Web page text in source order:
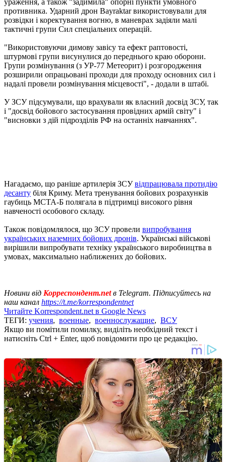
противника. Ударний дрон Bayraktar використовували для
розвідки і коректування вогню, в маневрах задіяли малі
тактичні групи Сил спеціальних операцій.
"Використовуючи димову завісу та ефект раптовості,
штурмові групи висунулися до переднього краю оборони.
Групи розмінування (з УР-77 Метеорит) і розгородження
розширили опрацьовані проходи для проходу основних сил і
надалі провели розмінування місцевості", - додали в штабі.
У ЗСУ підсумували, що врахували як власний досвід ЗСУ, так
і "досвід бойового застосування провідних армій світу" і
"висновки з дій підрозділів РФ на останніх навчаннях".
Нагадаємо, що раніше артилерія ЗСУвідпрацювала протидію
десанту біля Криму. Мета тренування бойових розрахунків
гаубиць МСТА-Б полягала в підтримці високого рівня
навченості особового складу.
Також повідомлялося, що ЗСУ провели випробування
українських наземних бойових дронів. Українські військові
вирішили випробувати техніку українського виробництва в
умовах, максимально наближених до бойових.
Новини від Корреспондент.netв Telegram. Підписуйтесь на
наш канал https://t.me/korrespondentnet
Читайте Korrespondent.net в Google News
ТЕГИ: учения, военные, военнослужащие, ВСУ
Якщо ви помітили помилку, виділіть необхідний текст і
натисніть Ctrl + Enter, щоб повідомити про це редакцію.